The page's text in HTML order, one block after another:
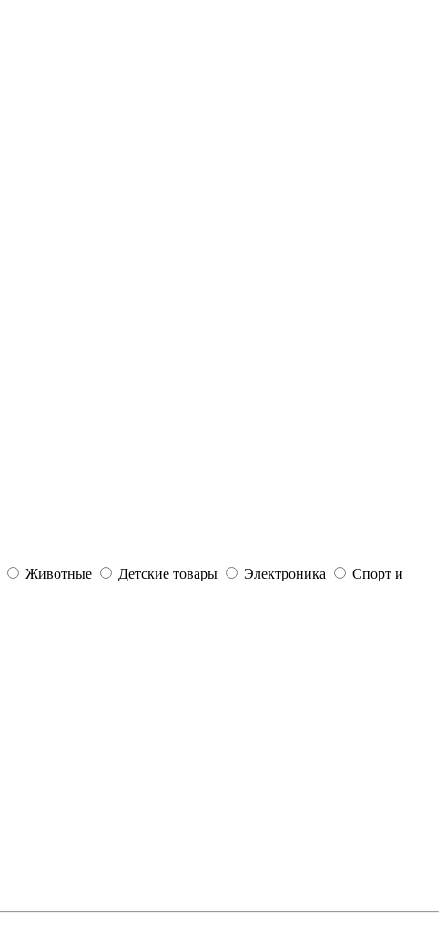
Животные Детские товары Электроника
Спорт и